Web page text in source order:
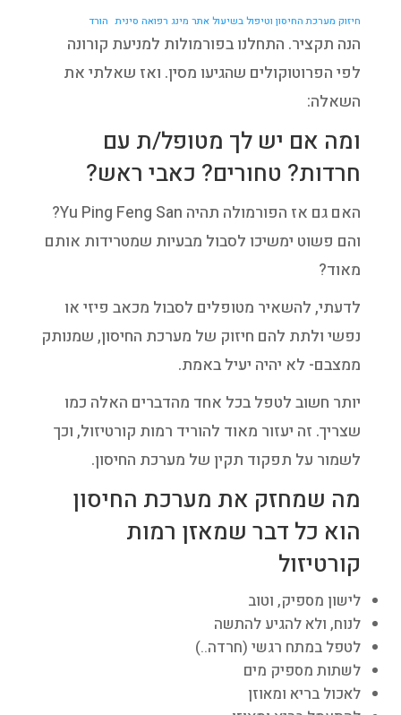
חיזוק מערכת החיסון וטיפול בשיעול אתר מינג רפואה סינית הורד
הנה תקציר. התחלנו בפורמולות למניעת קורונה
לפי הפרוטוקולים שהגיעו מסין. ואז שאלתי את
השאלה:
ומה אם יש לך מטופל/ת עם
חרדות? טחורים? כאבי ראש?
האם גם אז הפורמולה תהיה Yu Ping Feng San?
והם פשוט ימשיכו לסבול מבעיות שמטרידות אותם
מאוד?
לדעתי, להשאיר מטופלים לסבול מכאב פיזי או
נפשי ולתת להם חיזוק של מערכת החיסון, שמנותק
ממצבם- לא יהיה יעיל באמת.
יותר חשוב לטפל בכל אחד מהדברים האלה כמו
שצריך. זה יעזור מאוד להוריד רמות קורטיזול, וכך
לשמור על תפקוד תקין של מערכת החיסון.
מה שמחזק את מערכת החיסון
הוא כל דבר שמאזן רמות
קורטיזול
לישון מספיק, וטוב
לנוח, ולא להגיע להתשה
לטפל במתח רגשי (חרדה..)
לשתות מספיק מים
לאכול בריא ומאוזן